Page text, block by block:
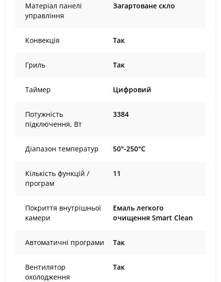
Матеріал панелі
управління
Загартоване скло
Конвекція Так
Гриль Так
Таймер Цифровий
Потужність
підключення, Вт
3384
Діапазон температур 50°-250°C
Кількість функцій /
програм
11
Покриття внутрішньої
камери
Емаль легкого
очищення Smart Clean
Автоматичні програми Так
Вентилятор
охолодження
Так